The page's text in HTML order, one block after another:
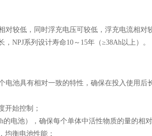
对较低，同时浮充电压可较低，浮充电流相对
NPJ系列设计寿命10～15年（≥38Ah以上）。
电池具有相对一致的特性，确保在投入使用
开始控制；
电池），确保每个单体中活性物质的量的相对
均衡电池性能；